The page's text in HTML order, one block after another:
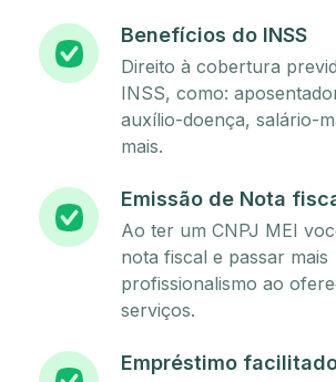
Benefícios do INSS
Direito à cobertura
INSS, como:
auxílio-doença, salário-
mais.
Emissão de Nota
Ao ter um CNPJ MEI
nota fiscal e passar mais
profissionalismo ao
serviços.
Empréstimo